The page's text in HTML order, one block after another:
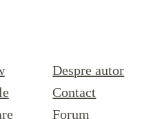
Despre autor
Contact
Forum